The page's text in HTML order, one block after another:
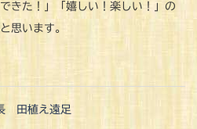
きた！」「嬉しい！楽しい！」の
思います。
田植え遠足